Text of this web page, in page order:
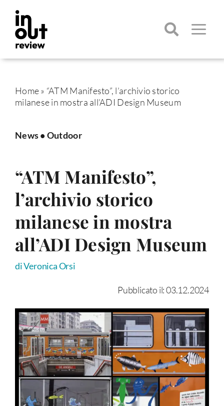
contenuto
Toggle
per:
Home» “ATM Manifesto”, l’archivio storico
milanese in mostra all’ADI Design Museum
News• Outdoor
“ATM Manifesto”,
l’archivio storico
milanese in mostra
all’ADI Design Museum
di Veronica Orsi
Pubblicato il: 03.12.2024